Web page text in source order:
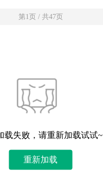
第1页 / 共47页
载失败，请重新加载试试~
重新加载